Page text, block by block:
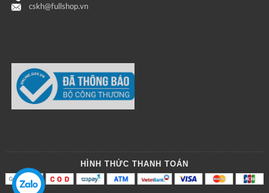
cskh@fullshop.vn
HÌNH THỨC THANH TOÁN